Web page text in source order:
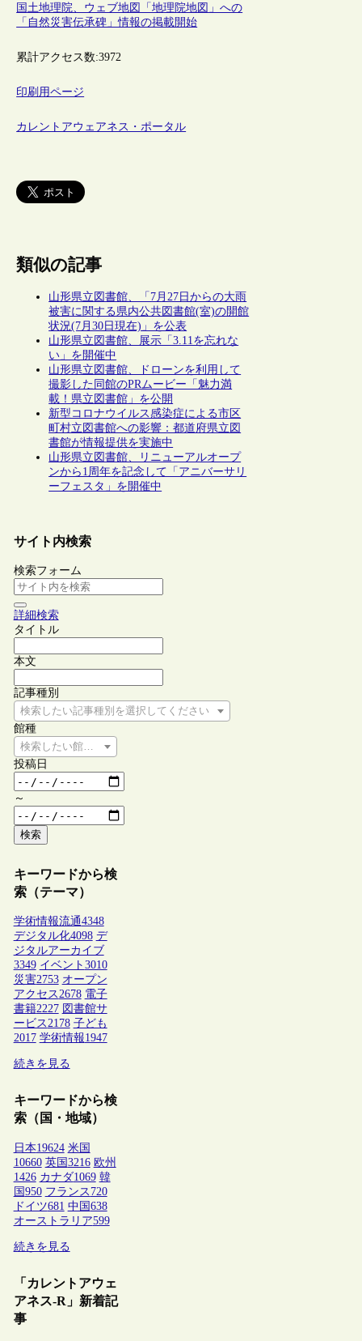
国土地理院、ウェブ地図「地理院地図」への
「自然災害伝承碑」情報の掲載開始
累計アクセス数:3972
印刷用ページ
カレントアウェアネス・ポータル
類似の記事
山形県立図書館、「7月27日からの大雨
被害に関する県内公共図書館(室)の開館
状況(7月30日現在)」を公表
山形県立図書館、展示「3.11を忘れな
い」を開催中
山形県立図書館、ドローンを利用して
撮影した同館のPRムービー「魅力満
載！県立図書館」を公開
新型コロナウイルス感染症による市区
町村立図書館への影響：都道府県立図
書館が情報提供を実施中
山形県立図書館、リニューアルオープ
ンから1周年を記念して「アニバーサリ
ーフェスタ」を開催中
サイト内検索
検索フォーム
詳細検索
タイトル
本文
記事種別
検索したい記事種別を選択してください
館種
検索したい館種を選択してください
投稿日
～
検索
キーワードから検
索（テーマ）
学術情報流通4348
デジタル化4098 デ
ジタルアーカイブ
3349 イベント 3010
災害2753 オープン
アクセス2678 電子
書籍2227 図書館サ
ービス2178 子ども
2017 学術情報1947
続きを見る
キーワードから検
索（国・地域）
日本19624 米国
10660 英国3216 欧州
1426 カナダ1069 韓
国950 フランス 720
ドイツ681 中国638
オーストラリア599
続きを見る
「カレントアウェ
アネス-R」新着記
事